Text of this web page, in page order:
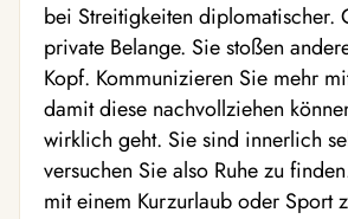
bei Streitigkeiten diplomatischer.
private Belange. Sie stoßen
Kopf. Kommunizieren Sie mehr
damit diese nachvollziehen
wirklich geht. Sie sind innerlich
versuchen Sie also Ruhe zu
mit einem Kurzurlaub oder Sport